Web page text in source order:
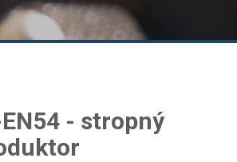
- stropný